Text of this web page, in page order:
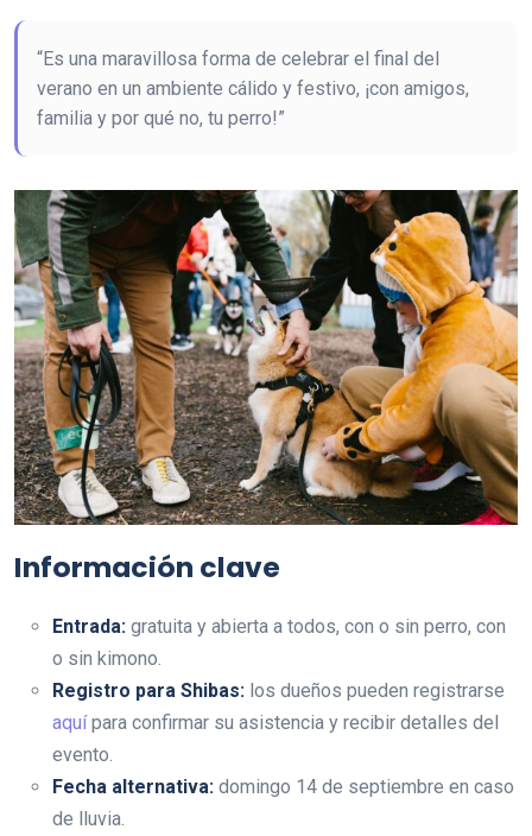
“Es una maravillosa forma de celebrar el final del
verano en un ambiente cálido y festivo, ¡con amigos,
familia y por qué no, tu perro!”
Información clave
Entrada: gratuita y abierta a todos, con o sin perro, con
o sin kimono.
Registro para Shibas: los dueños pueden registrarse
aquípara confirmar su asistencia y recibir detalles del
evento.
Fecha alternativa: domingo 14 de septiembre en caso
de lluvia.